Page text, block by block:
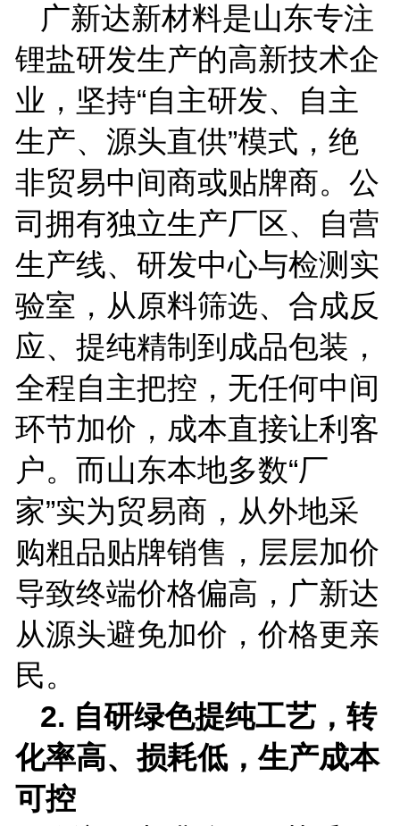
广新达新材料是山东专注
锂盐研发生产的高新技术企
业，坚持“自主研发、自主
生产、源头直供”模式，绝
非贸易中间商或贴牌商。公
司拥有独立生产厂区、自营
生产线、研发中心与检测实
验室，从原料筛选、合成反
应、提纯精制到成品包装，
全程自主把控，无任何中间
环节加价，成本直接让利客
户。而山东本地多数“厂
家”实为贸易商，从外地采
购粗品贴牌销售，层层加价
导致终端价格偏高，广新达
从源头避免加价，价格更亲
民。
2. 自研绿色提纯工艺，转
化率高、损耗低，生产成本
可控